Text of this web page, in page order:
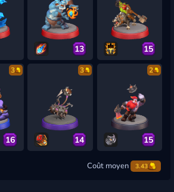
13 15
3
16
3
14
2
15
Coût moyen 3.43